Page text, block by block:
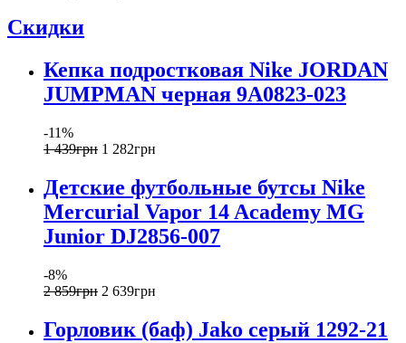
Скидки
Кепка подростковая Nike JORDAN
JUMPMAN черная 9A0823-023
-11%
1 439грн 1 282грн
Детские футбольные бутсы Nike
Mercurial Vapor 14 Academy MG
Junior DJ2856-007
-8%
2 859грн 2 639грн
Горловик (баф) Jako серый 1292-21